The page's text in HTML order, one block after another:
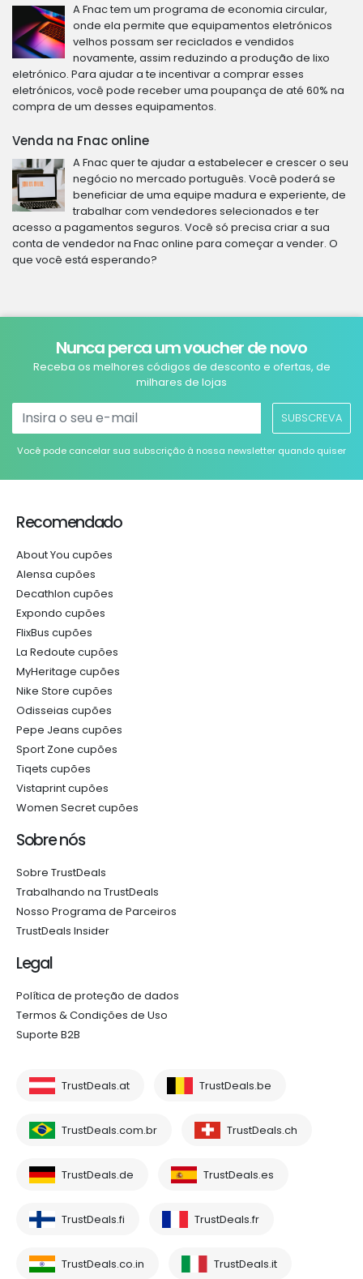
A Fnac tem um programa de economia circular,
onde ela permite que equipamentos eletrónicos
velhos possam ser reciclados e vendidos
novamente, assim reduzindo a produção de lixo
eletrónico. Para ajudar a te incentivar a comprar esses
eletrónicos, você pode receber uma poupança de até 60% na
compra de um desses equipamentos.
Venda na Fnac online
A Fnac quer te ajudar a estabelecer e crescer o seu
negócio no mercado português. Você poderá se
beneficiar de uma equipe madura e experiente, de
trabalhar com vendedores selecionados e ter
acesso a pagamentos seguros. Você só precisa criar a sua
conta de vendedor na Fnac online para começar a vender. O
que você está esperando?
Nunca perca um voucher de novo
Receba os melhores códigos de desconto e ofertas, de
milhares de lojas
SUBSCREVA
Você pode cancelar sua subscrição à nossa newsletter quando quiser
Recomendado
About You cupões
Alensa cupões
Decathlon cupões
Expondo cupões
FlixBus cupões
La Redoute cupões
MyHeritage cupões
Nike Store cupões
Odisseias cupões
Pepe Jeans cupões
Sport Zone cupões
Tiqets cupões
Vistaprint cupões
Women Secret cupões
Sobre nós
Sobre TrustDeals
Trabalhando na TrustDeals
Nosso Programa de Parceiros
TrustDeals Insider
Legal
Política de proteção de dados
Termos & Condições de Uso
Suporte B2B
TrustDeals.at TrustDeals.be
TrustDeals.com.br TrustDeals.ch
TrustDeals.de TrustDeals.es
TrustDeals.fi TrustDeals.fr
TrustDeals.co.in TrustDeals.it